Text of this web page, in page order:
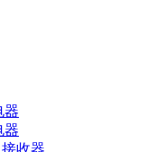
器
器
收器